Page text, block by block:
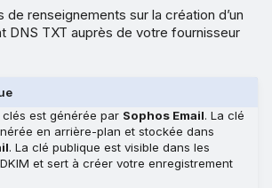
de renseignements sur la création d’un
DNS TXT auprès de votre fournisseur
est générée par Sophos Email. La clé
en arrière-plan et stockée dans
. La clé publique est visible dans les
et sert à créer votre enregistrement